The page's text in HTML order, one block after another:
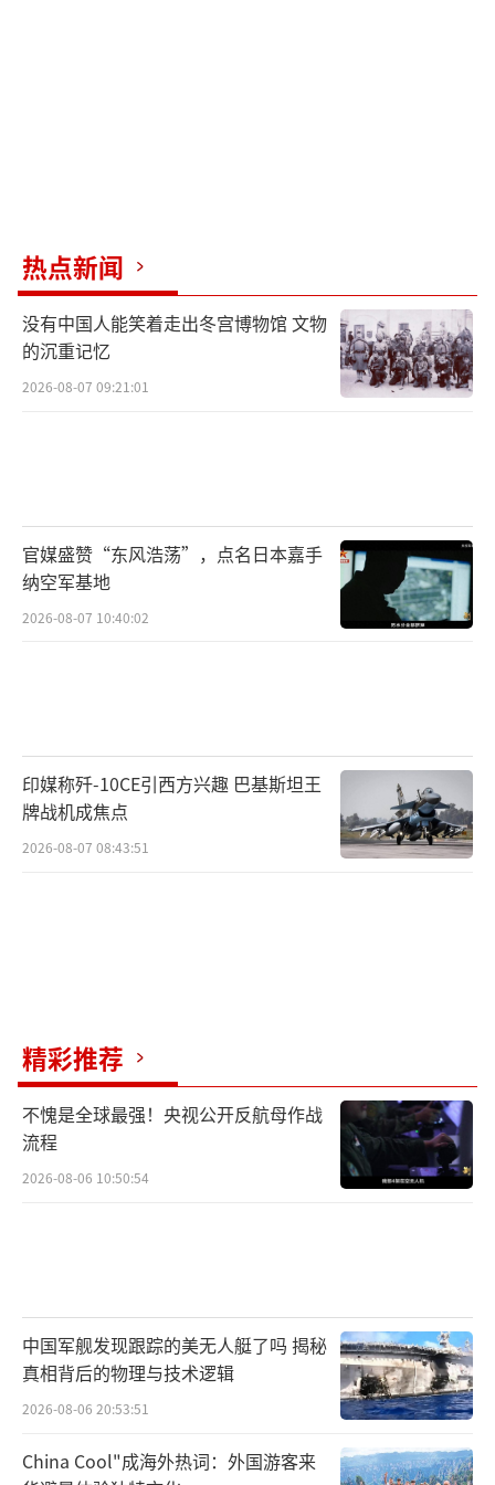
热点新闻
没有中国人能笑着走出冬宫博物馆 文物
的沉重记忆
2026-08-07 09:21:01
官媒盛赞“东风浩荡”，点名日本嘉手
纳空军基地
2026-08-07 10:40:02
印媒称歼-10CE引西方兴趣 巴基斯坦王
牌战机成焦点
2026-08-07 08:43:51
精彩推荐
不愧是全球最强！央视公开反航母作战
流程
2026-08-06 10:50:54
中国军舰发现跟踪的美无人艇了吗 揭秘
真相背后的物理与技术逻辑
2026-08-06 20:53:51
China Cool"成海外热词：外国游客来